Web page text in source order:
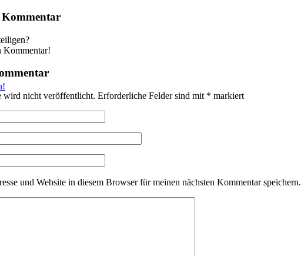
Kommentar
Kommentar!
wird nicht veröffentlicht. Erforderliche Felder sind mit * markiert
und Website in diesem Browser für meinen nächsten Kommentar speichern.